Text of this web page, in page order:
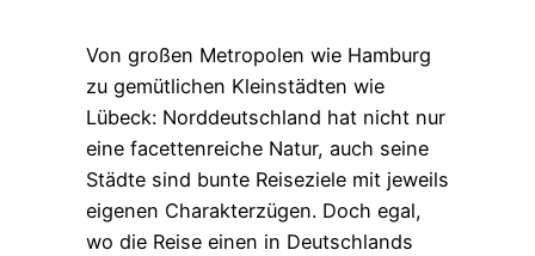
Von großen Metropolen wie Hamburg
zu gemütlichen Kleinstädten wie
Lübeck: Norddeutschland hat nicht nur
eine facettenreiche Natur, auch seine
Städte sind bunte Reiseziele mit jeweils
eigenen Charakterzügen. Doch egal,
wo die Reise einen in Deutschlands